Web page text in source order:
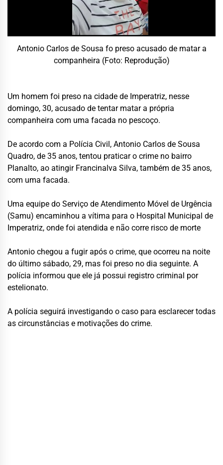
Antonio Carlos de Sousa fo preso acusado de matar a
companheira (Foto: Reprodução)
Um homem foi preso na cidade de Imperatriz, nesse
domingo, 30, acusado de tentar matar a própria
companheira com uma facada no pescoço.
De acordo com a Polícia Civil, Antonio Carlos de Sousa
Quadro, de 35 anos, tentou praticar o crime no bairro
Planalto, ao atingir Francinalva Silva, também de 35 anos,
com uma facada.
Uma equipe do Serviço de Atendimento Móvel de Urgência
(Samu) encaminhou a vítima para o Hospital Municipal de
Imperatriz, onde foi atendida e não corre risco de morte
Antonio chegou a fugir após o crime, que ocorreu na noite
do último sábado, 29, mas foi preso no dia seguinte. A
polícia informou que ele já possui registro criminal por
estelionato.
A polícia seguirá investigando o caso para esclarecer todas
as circunstâncias e motivações do crime.